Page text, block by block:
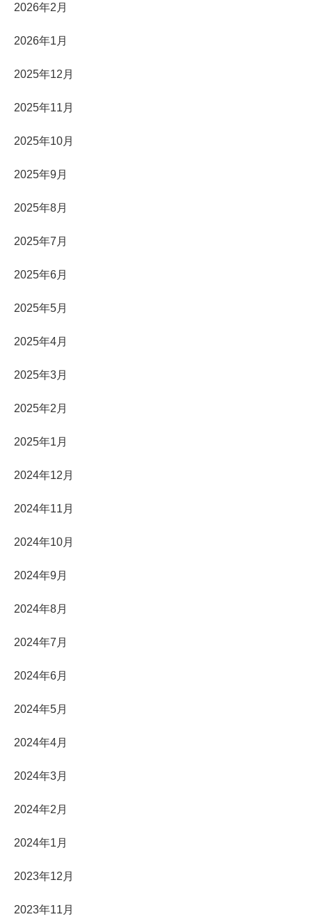
2026年2月
2026年1月
2025年12月
2025年11月
2025年10月
2025年9月
2025年8月
2025年7月
2025年6月
2025年5月
2025年4月
2025年3月
2025年2月
2025年1月
2024年12月
2024年11月
2024年10月
2024年9月
2024年8月
2024年7月
2024年6月
2024年5月
2024年4月
2024年3月
2024年2月
2024年1月
2023年12月
2023年11月